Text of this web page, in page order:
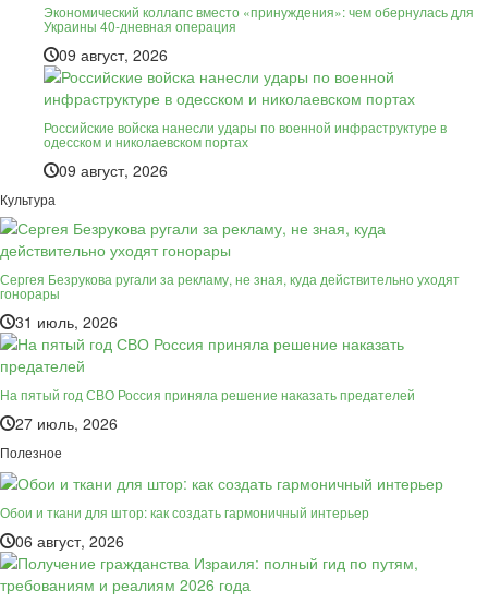
Экономический коллапс вместо «принуждения»: чем обернулась для
Украины 40-дневная операция
09 август, 2026
Российские войска нанесли удары по военной инфраструктуре в
одесском и николаевском портах
09 август, 2026
Культура
Сергея Безрукова ругали за рекламу, не зная, куда действительно уходят
гонорары
31 июль, 2026
На пятый год СВО Россия приняла решение наказать предателей
27 июль, 2026
Полезное
Обои и ткани для штор: как создать гармоничный интерьер
06 август, 2026